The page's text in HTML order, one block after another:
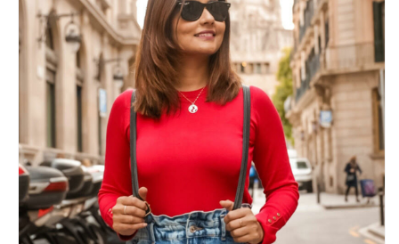
Kritika Goel
Travel Vloggers